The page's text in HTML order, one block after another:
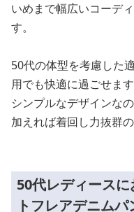
いめまで幅広いコーデ
す。
50代の体型を考慮した
用でも快適に過ごせます
シンプルなデザインな
加えれば着回し力抜群
50代レディース
トフレアデニムパ